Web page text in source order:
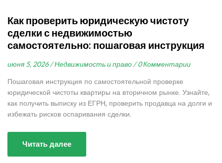
Как проверить юридическую чистоту
сделки с недвижимостью
самостоятельно: пошаговая инструкция
июня 5, 2026 / Недвижимость и право / 0 Комментарии
Пошаговая инструкция по самостоятельной проверке
юридической чистоты квартиры на вторичном рынке. Узнайте,
как получить выписку из ЕГРН, проверить продавца на долги и
избежать рисков оспаривания сделки.
Читать далее